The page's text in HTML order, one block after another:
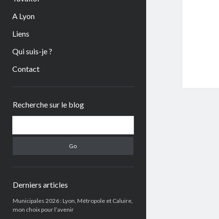
A Lyon
Liens
Qui suis-je ?
Contact
Recherche sur le blog
Derniers articles
Municipales 2026 : Lyon, Métropole et Caluire,
mon choix pour l’avenir